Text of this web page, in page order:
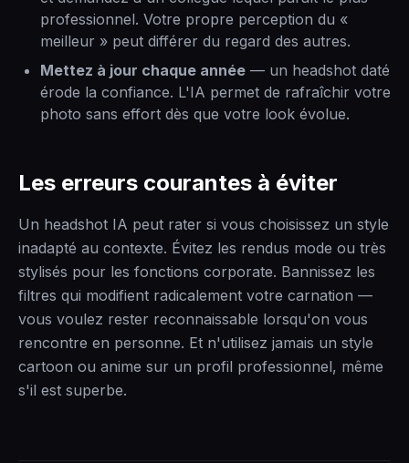
professionnel. Votre propre perception du «
meilleur » peut différer du regard des autres.
Mettez à jour chaque année — un headshot daté
érode la confiance. L'IA permet de rafraîchir votre
photo sans effort dès que votre look évolue.
Les erreurs courantes à éviter
Un headshot IA peut rater si vous choisissez un style
inadapté au contexte. Évitez les rendus mode ou très
stylisés pour les fonctions corporate. Bannissez les
filtres qui modifient radicalement votre carnation —
vous voulez rester reconnaissable lorsqu'on vous
rencontre en personne. Et n'utilisez jamais un style
cartoon ou anime sur un profil professionnel, même
s'il est superbe.